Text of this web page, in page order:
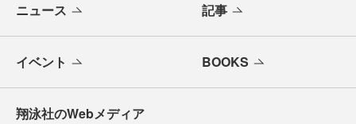
ニュース 記事
イベント BOOKS
翔泳社のWebメディア